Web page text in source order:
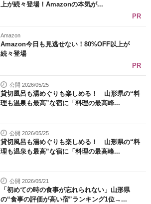
上が続々登場！Amazonの本気が...
PR
Amazon
Amazon今日も見逃せない！80%OFF以上が
続々登場
PR
公開 2026/05/25
貸切風呂も湯めぐりも楽しめる！ 山形県の“料
理も温泉も最高”な宿に「料理の最高峰...
公開 2026/05/25
貸切風呂も湯めぐりも楽しめる！ 山形県の“料
理も温泉も最高”な宿に「料理の最高峰...
公開 2026/05/21
「初めての時の食事が忘れられない」山形県
の“食事の評価が高い宿”ランキング1位→...